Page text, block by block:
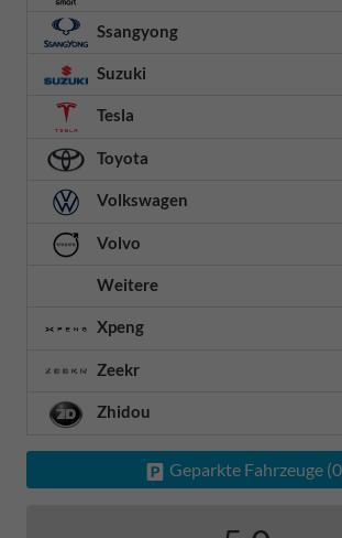
Ssangyong
Suzuki
Tesla
Toyota
Volkswagen
Volvo
Weitere
Xpeng
Zeekr
Zhidou
Geparkte Fahrzeuge (0